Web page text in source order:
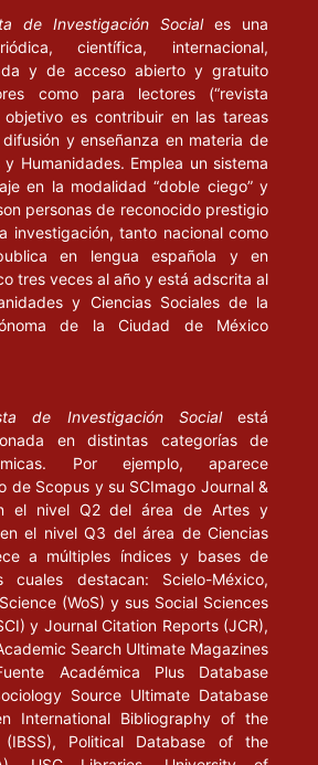
de Investigación Social es una
científica, internacional,
y de acceso abierto y gratuito
como para lectores (“revista
objetivo es contribuir en las tareas
y enseñanza en materia de
y Humanidades. Emplea un sistema
en la modalidad “doble ciego” y
personas de reconocido prestigio
investigación, tanto nacional como
en lengua española y en
tres veces al año y está adscrita al
y Ciencias Sociales de la
de la Ciudad de México
de Investigación Socialestá
en distintas categorías de
Por ejemplo, aparece
de Scopus y su SCImago Journal &
el nivel Q2 del área de Artes y
el nivel Q3 del área de Ciencias
a múltiples índices y bases de
destacan: Scielo-México,
(WoS) y sus Social Sciences
y Journal Citation Reports (JCR),
Search Ultimate Magazines
Académica Plus Database
Source Ultimate Database
International Bibliography of the
(IBSS), Political Database of the